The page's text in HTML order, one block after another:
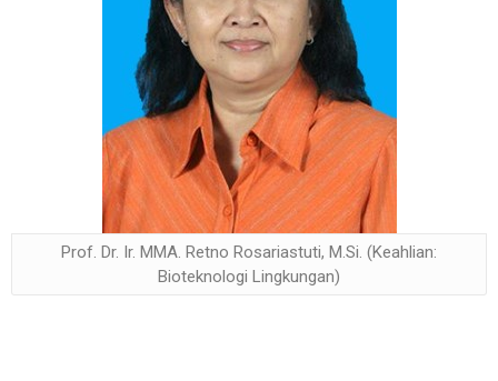
Prof. Dr. Ir. MMA. Retno Rosariastuti, M.Si. (Keahlian:
Bioteknologi Lingkungan)